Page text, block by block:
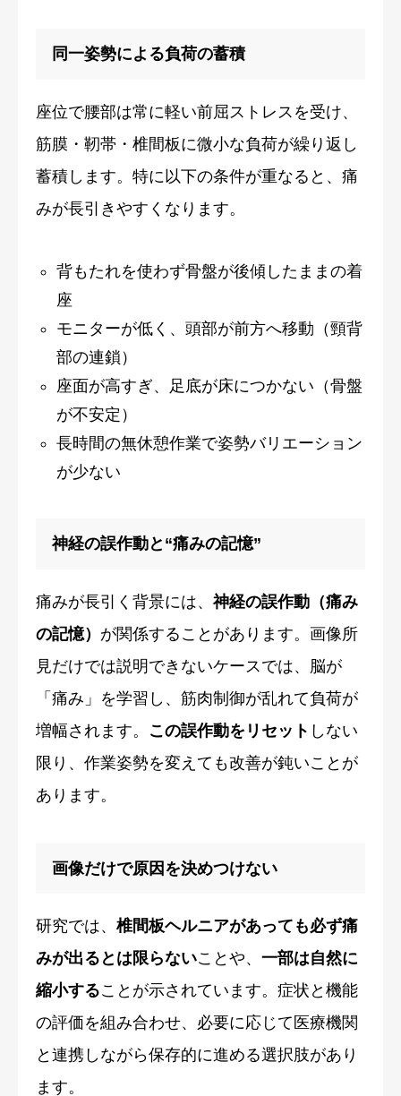
同一姿勢による負荷の蓄積
座位で腰部は常に軽い前屈ストレスを受け、
筋膜・靭帯・椎間板に微小な負荷が繰り返し
蓄積します。特に以下の条件が重なると、痛
みが長引きやすくなります。
背もたれを使わず骨盤が後傾したままの着
座
モニターが低く、頭部が前方へ移動（頸背
部の連鎖）
座面が高すぎ、足底が床につかない（骨盤
が不安定）
長時間の無休憩作業で姿勢バリエーション
が少ない
神経の誤作動と“痛みの記憶”
痛みが長引く背景には、 神経の誤作動（痛み
の記憶） が関係することがあります。画像所
見だけでは説明できないケースでは、脳が
「痛み」を学習し、筋肉制御が乱れて負荷が
増幅されます。 この誤作動をリセット しない
限り、作業姿勢を変えても改善が鈍いことが
あります。
画像だけで原因を決めつけない
研究では、 椎間板ヘルニアがあっても必ず痛
みが出るとは限らないことや、 一部は自然に
縮小することが示されています。症状と機能
の評価を組み合わせ、必要に応じて医療機関
と連携しながら保存的に進める選択肢があり
ます。